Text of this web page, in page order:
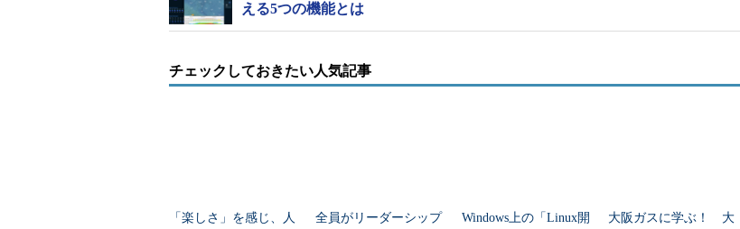
える5つの機能とは
チェックしておきたい人気記事
「楽しさ」を感じ、人
全員がリーダーシップ
Windows上の「Linux開
大阪ガスに学ぶ！ 大